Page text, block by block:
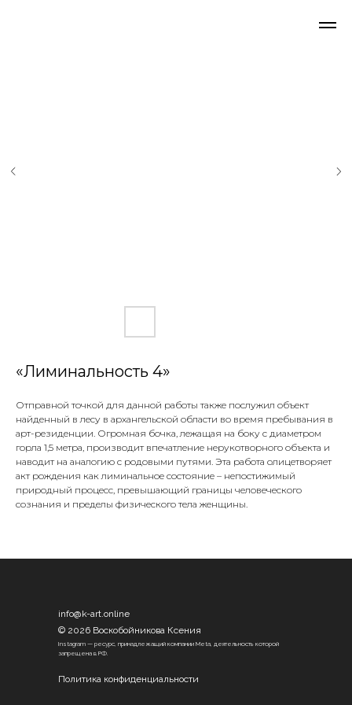
«Лиминальность 4»
Отправной точкой для данной работы также послужил объект
найденный в лесу в архангельской области во время пребывания в
арт-резиденции. Огромная бочка, лежащая на боку с диаметром
горла 1,5 метра, производит впечатление нерукотворного объекта и
наводит на аналогию с родовыми путями. Эта работа олицетворяет
акт рождения как лиминальное состояние – непостижимый
природный процесс, превышающий границы человеческого
сознания и пределы физического тела женщины.
Instagram — ресурс, принадлежащий компании Meta, деятельность которой
запрещена в РФ.
© 2026 Воскобойникова Ксения
info@k-art.online
Политика конфиденциальности